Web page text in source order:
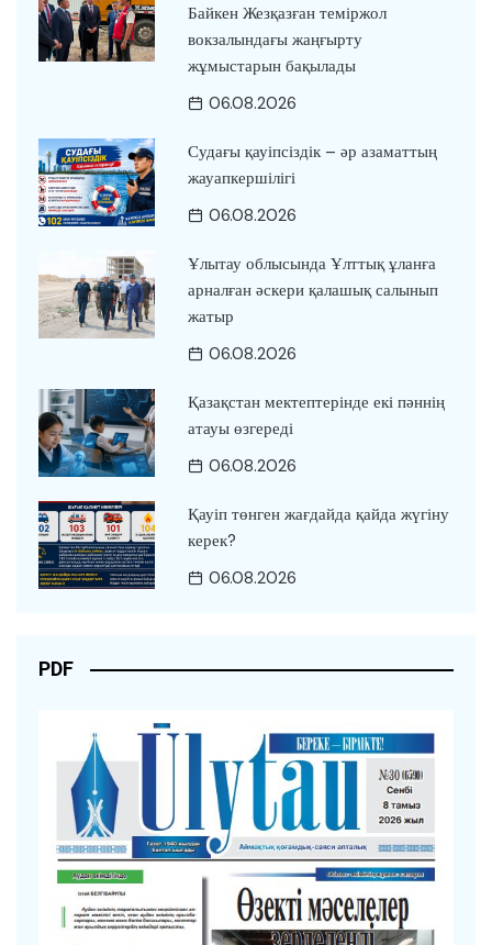
Байкен Жезқазған теміржол
вокзалындағы жаңғырту
жұмыстарын бақылады
06.08.2026
Судағы қауіпсіздік – әр азаматтың
жауапкершілігі
06.08.2026
Ұлытау облысында Ұлттық ұланға
арналған әскери қалашық салынып
жатыр
06.08.2026
Қазақстан мектептерінде екі пәннің
атауы өзгереді
06.08.2026
Қауіп төнген жағдайда қайда жүгіну
керек?
06.08.2026
PDF